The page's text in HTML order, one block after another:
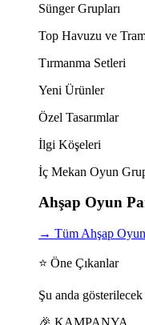
Sünger Grupları
Top Havuzu ve
Tırmanma Setleri
Yeni Ürünler
Özel Tasarımlar
İlgi Köşeleri
İç Mekan Oyun
Ahşap Oyun
→ Tüm Ahşap Oyun
⭐ Öne Çıkanlar
Şu anda